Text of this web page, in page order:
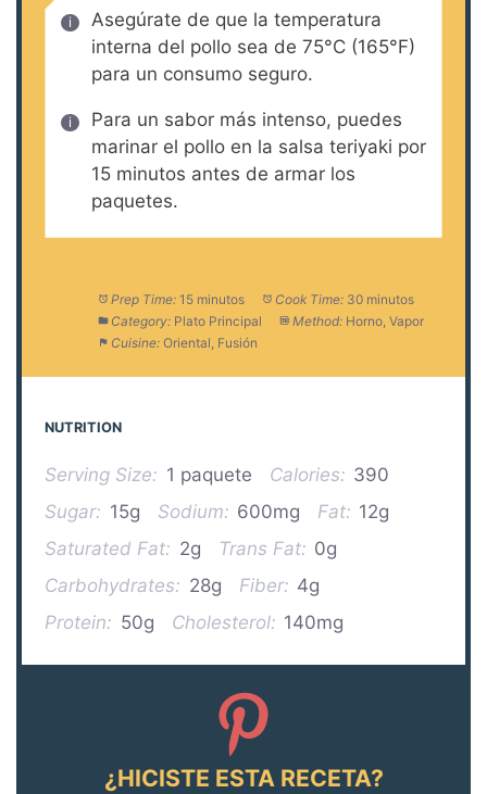
Asegúrate de que la temperatura
interna del pollo sea de 75°C (165°F)
para un consumo seguro.
Para un sabor más intenso, puedes
marinar el pollo en la salsa teriyaki por
15 minutos antes de armar los
paquetes.
Prep Time: 15 minutos Cook Time: 30 minutos
Category: Plato Principal Method: Horno, Vapor
Cuisine: Oriental, Fusión
NUTRITION
Serving Size: 1 paquete Calories: 390
Sugar: 15g Sodium: 600mg Fat: 12g
Saturated Fat: 2g Trans Fat: 0g
Carbohydrates: 28g Fiber: 4g
Protein: 50g Cholesterol: 140mg
¿HICISTE ESTA RECETA?